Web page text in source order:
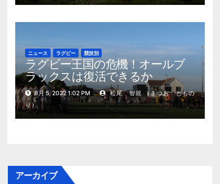
ニュース ラグビー 競技別
ラグビー王国の危機！オールブ
ラックスは復活できるか
8月 5, 2022 1:02 PM
松尾 智規 （まつお ともの
り）
アーカイブ